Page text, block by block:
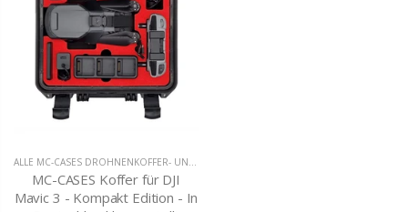
MC-CASES Koffer für DJI
Mavic 3 - Kompakt Edition - In